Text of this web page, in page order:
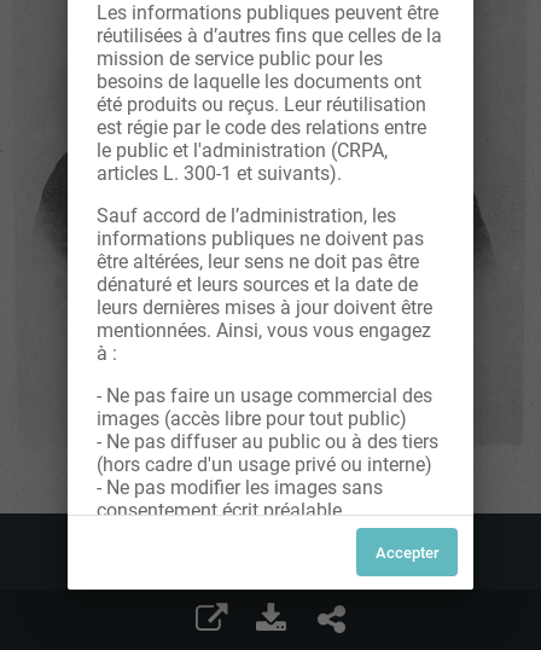
Les informations publiques peuvent être
réutilisées à d’autres fins que celles de la
mission de service public pour les
besoins de laquelle les documents ont
été produits ou reçus. Leur réutilisation
est régie par le code des relations entre
le public et l'administration (CRPA,
articles L. 300-1 et suivants).
Sauf accord de l’administration, les
informations publiques ne doivent pas
être altérées, leur sens ne doit pas être
dénaturé et leurs sources et la date de
leurs dernières mises à jour doivent être
mentionnées. Ainsi, vous vous engagez
à :
- Ne pas faire un usage commercial des
images (accès libre pour tout public)
- Ne pas diffuser au public ou à des tiers
(hors cadre d'un usage privé ou interne)
- Ne pas modifier les images sans
consentement écrit préalable
Dans le cas contraire, nous vous invitons
à nous contacter afin de solliciter le type
de Licence souhaitée parmi celles
proposées et le cas échéant, acquitter